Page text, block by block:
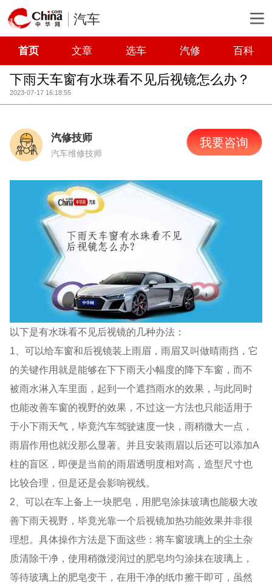
汽车
首页 文章 选车 汽修 百科
下雨天车窗有水珠看不见后视镜怎么办？
2023-07-17 16:18:55
汽修技师
汽车维修技师
我要咨询
以下是有水珠看不见后视镜的几种办法：
1、可以给车窗和后视镜装上雨眉，雨眉又叫做晴雨挡，它
的关键作用就是能够在下下雨天小幅度的降下车窗，而不
被雨水淋入车里面，起到一个遮挡雨水的效果，与此同时
也能改善车窗的视野的效果，不过这一方法也只能适用于
于小下雨天气，毕竟汽车驾驶速度一快，雨稍微大一点，
雨眉作用也就没那么显著。并且安装雨眉以后还可以添加A
柱的盲区，即便是当前的雨眉透明度相对高，造型尺寸也
比较合理，但是还是会影响视线。
2、可以在车上备上一块肥皂，用肥皂涂抹玻璃也能极大改
善下雨天视野，毕竟光靠一个后视镜加热功能效果并非很
理想。具体操作方法是下面这些：将车窗玻璃上的尘土杂
质清除干净，使用稍微浸润过的肥皂均匀涂抹在玻璃上，
等待玻璃上的肥皂变干，在用干净的纸巾擦干即可，虽然